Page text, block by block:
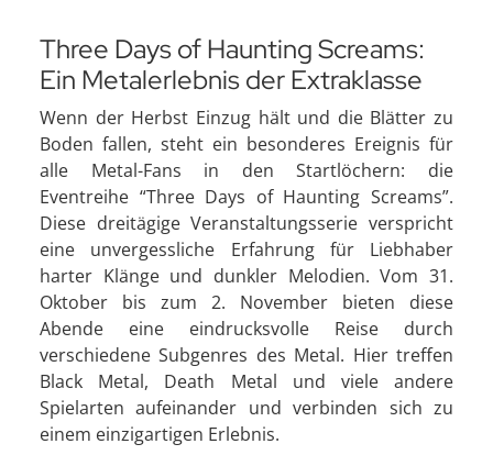
Three Days of Haunting Screams:
Ein Metalerlebnis der Extraklasse
Wenn der Herbst Einzug hält und die Blätter zu
Boden fallen, steht ein besonderes Ereignis für
alle Metal-Fans in den Startlöchern: die
Eventreihe “Three Days of Haunting Screams”.
Diese dreitägige Veranstaltungsserie verspricht
eine unvergessliche Erfahrung für Liebhaber
harter Klänge und dunkler Melodien. Vom 31.
Oktober bis zum 2. November bieten diese
Abende eine eindrucksvolle Reise durch
verschiedene Subgenres des Metal. Hier treffen
Black Metal, Death Metal und viele andere
Spielarten aufeinander und verbinden sich zu
einem einzigartigen Erlebnis.